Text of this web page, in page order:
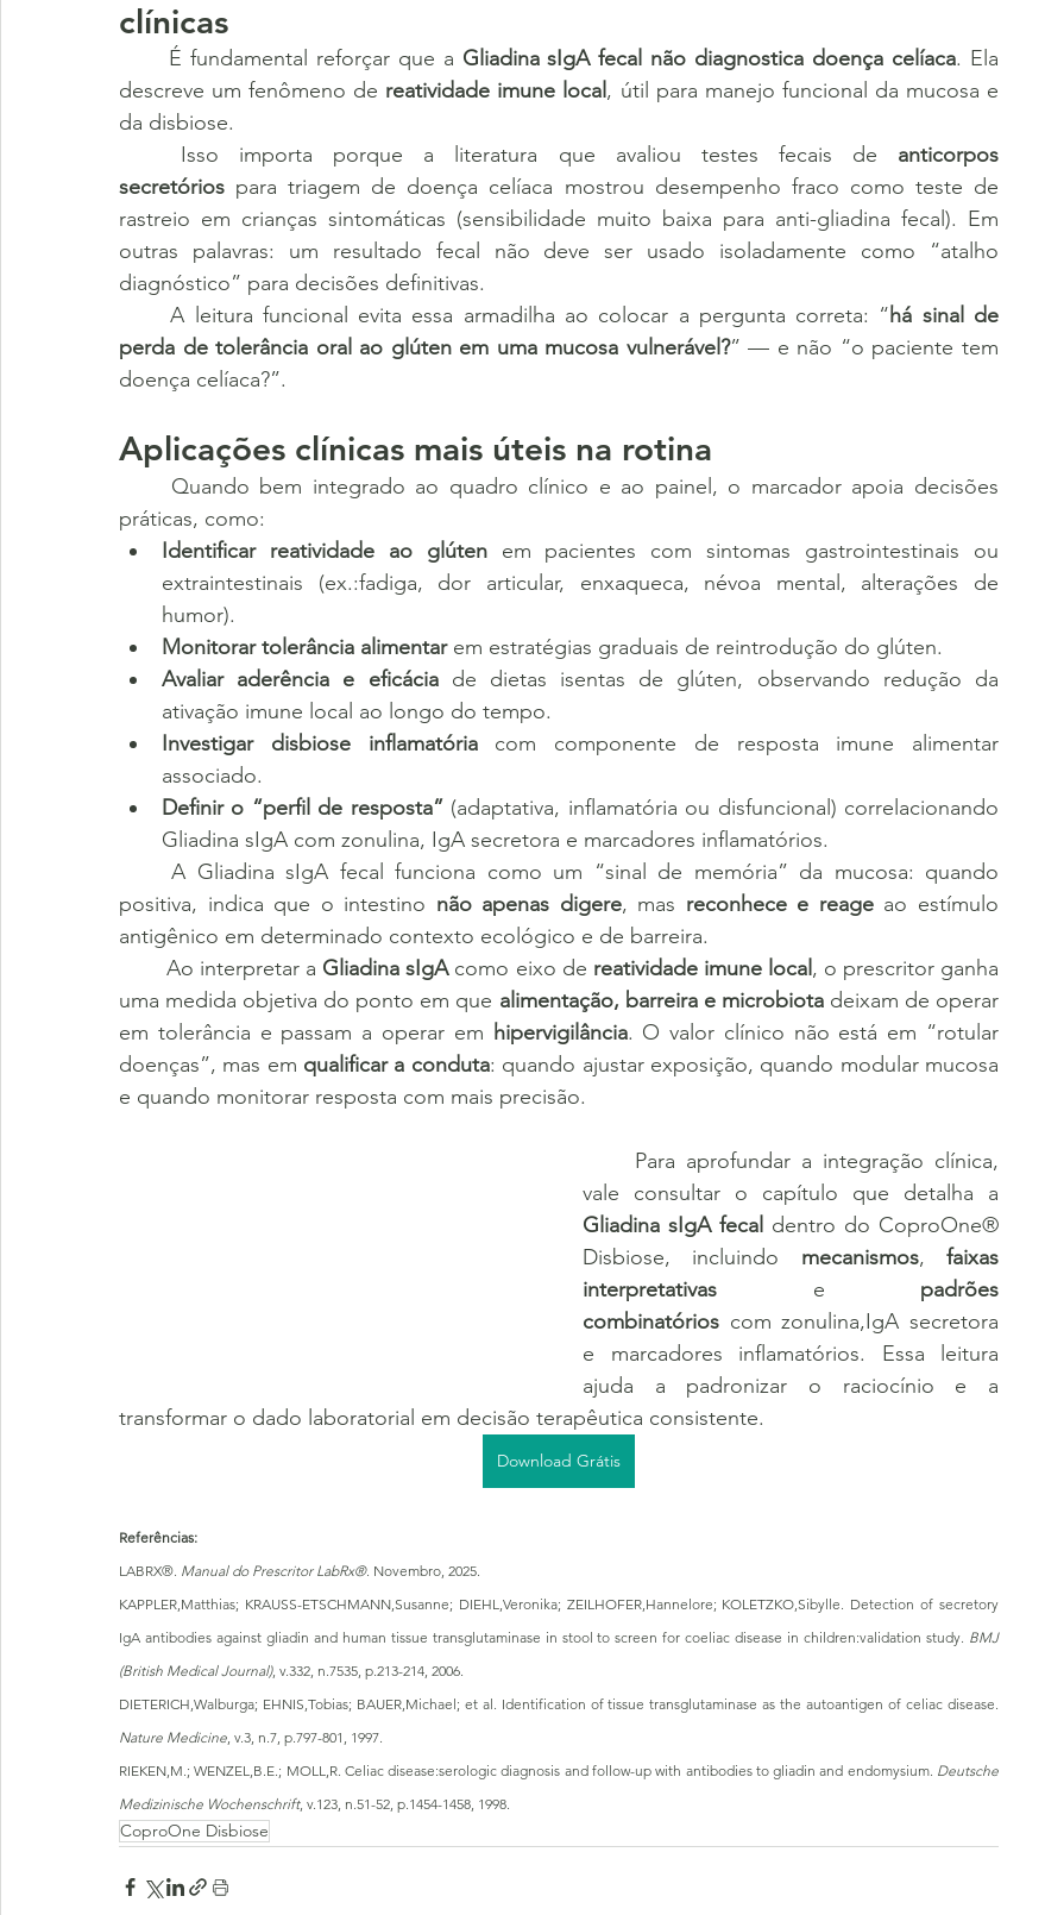
clínicas
	É fundamental reforçar que a
Gliadina sIgA fecal não diagnostica doença celíaca. Ela
descreve um fenômeno de reatividade imune local , útil para manejo funcional da mucosa e
da disbiose.
	Isso importa porque a literatura que avaliou testes fecais de
anticorpos
secretórios para triagem de doença celíaca mostrou desempenho fraco como teste de
rastreio em crianças sintomáticas (sensibilidade muito baixa para anti-gliadina fecal). Em
outras palavras: um resultado fecal não deve ser usado isoladamente como “atalho
diagnóstico” para decisões definitivas.
	A leitura funcional evita essa armadilha ao colocar a pergunta correta: “
há sinal de
perda de tolerância oral ao glúten em uma mucosa vulnerável?” — e não “o paciente tem
doença celíaca?”.
Aplicações clínicas mais úteis na rotina
práticas, como:
Identificar reatividade ao glúten em pacientes com sintomas gastrointestinais ou
extraintestinais (ex.:fadiga, dor articular, enxaqueca, névoa mental, alterações de
humor).
Monitorar tolerância alimentar em estratégias graduais de reintrodução do glúten.
Avaliar aderência e eficácia de dietas isentas de glúten, observando redução da
ativação imune local ao longo do tempo.
Investigar disbiose inflamatória com componente de resposta imune alimentar
associado.
Definir o “perfil de resposta” (adaptativa, inflamatória ou disfuncional) correlacionando
Gliadina sIgA com zonulina, IgA secretora e marcadores inflamatórios.
	A Gliadina sIgA fecal funciona como um “sinal de memória” da mucosa: quando
positiva, indica que o intestino não apenas digere, mas reconhece e reage ao estímulo
antigênico em determinado contexto ecológico e de barreira.
	Ao interpretar a
Gliadina sIgA como eixo de reatividade imune local , o prescritor ganha
uma medida objetiva do ponto em que alimentação, barreira e microbiota deixam de operar
em tolerância e passam a operar em hipervigilância. O valor clínico não está em “rotular
doenças”, mas em qualificar a conduta: quando ajustar exposição, quando modular mucosa
e quando monitorar resposta com mais precisão.
Gliadina sIgA fecal dentro do CoproOne®
Disbiose, incluindo mecanismos, faixas
interpretativas e padrões
combinatórios com zonulina,IgA secretora
e marcadores inflamatórios. Essa leitura
ajuda a padronizar o raciocínio e a
transformar o dado laboratorial em decisão terapêutica consistente.
Download Grátis
Referências:
LABRX®. Manual do Prescritor LabRx®. Novembro, 2025.
KAPPLER,Matthias; KRAUSS-ETSCHMANN,Susanne; DIEHL,Veronika; ZEILHOFER,Hannelore; KOLETZKO,Sibylle. Detection of secretory
IgA antibodies against gliadin and human tissue transglutaminase in stool to screen for coeliac disease in children:validation study. BMJ
(British Medical Journal), v.332, n.7535, p.213-214, 2006.
Nature Medicine, v.3, n.7, p.797-801, 1997.
RIEKEN,M.; WENZEL,B.E.; MOLL,R. Celiac disease:serologic diagnosis and follow-up with antibodies to gliadin and endomysium. Deutsche
Medizinische Wochenschrift, v.123, n.51-52, p.1454-1458, 1998.
CoproOne Disbiose